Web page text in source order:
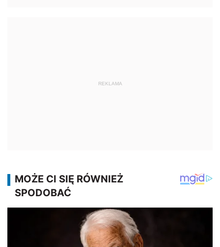
REKLAMA